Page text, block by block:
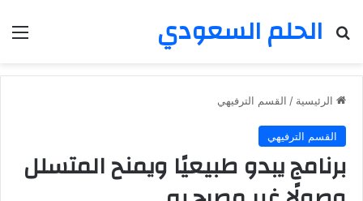
الحلم السعودي
بحث عن
الرئيسية / القسم الترفيهي
القسم الترفيهي
برنامج يبدو طبيعيًا ويمنح المتسلل